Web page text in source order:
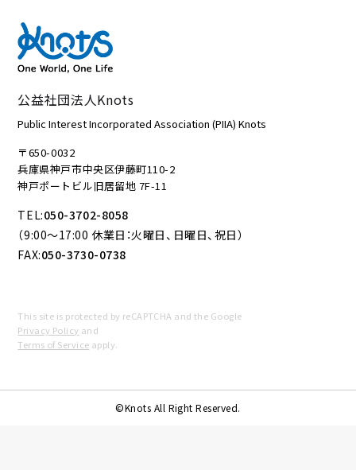
公益社団法人Knots
Public Interest Incorporated Association (PIIA) Knots
〒650-0032
兵庫県神戸市中央区伊藤町110-2
神戸ポートビル旧居留地 7F-11
TEL:050-3702-8058
（9:00～17:00 休業日：火曜日、日曜日、祝日）
FAX:050-3730-0738
This site is protected by reCAPTCHA and the Google
Privacy Policy and
Terms of Service apply.
©Knots All Right Reserved.